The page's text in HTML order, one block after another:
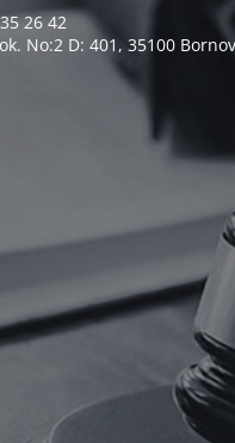
26 42
No:2 D: 401, 35100